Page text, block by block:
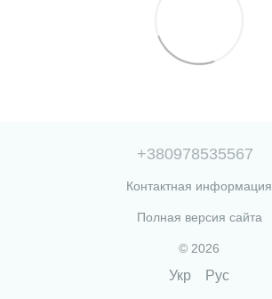
+380978535567
Контактная информация
Полная версия сайта
© 2026
Укр Рус